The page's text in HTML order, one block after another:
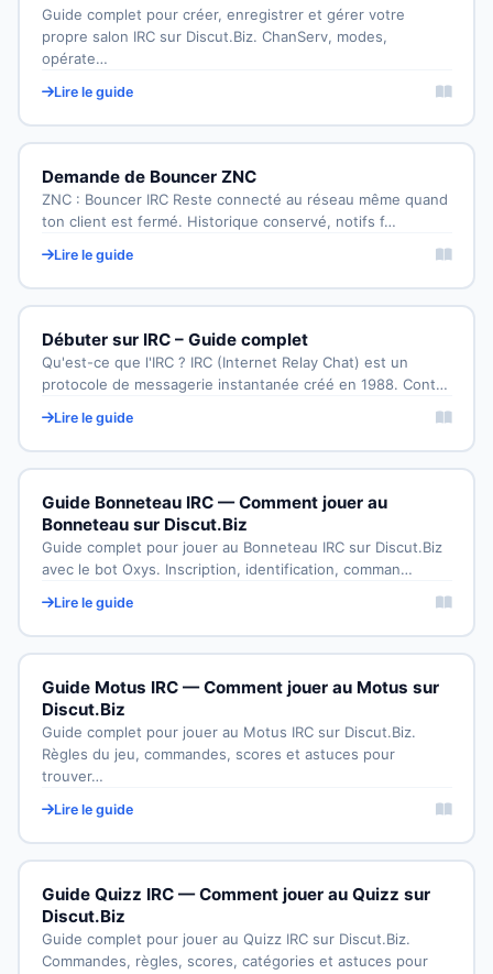
Guide complet pour créer, enregistrer et gérer votre
propre salon IRC sur Discut.Biz. ChanServ, modes,
opérate…
Lire le guide
Demande de Bouncer ZNC
ZNC : Bouncer IRC Reste connecté au réseau même quand
ton client est fermé. Historique conservé, notifs f…
Lire le guide
Débuter sur IRC – Guide complet
Qu'est-ce que l'IRC ? IRC (Internet Relay Chat) est un
protocole de messagerie instantanée créé en 1988. Cont…
Lire le guide
Guide Bonneteau IRC — Comment jouer au
Bonneteau sur Discut.Biz
Guide complet pour jouer au Bonneteau IRC sur Discut.Biz
avec le bot Oxys. Inscription, identification, comman…
Lire le guide
Guide Motus IRC — Comment jouer au Motus sur
Discut.Biz
Guide complet pour jouer au Motus IRC sur Discut.Biz.
Règles du jeu, commandes, scores et astuces pour
trouver…
Lire le guide
Guide Quizz IRC — Comment jouer au Quizz sur
Discut.Biz
Guide complet pour jouer au Quizz IRC sur Discut.Biz.
Commandes, règles, scores, catégories et astuces pour